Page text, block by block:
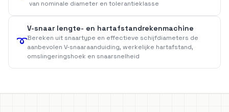
van nominale diameter en tolerantieklasse
➰
V-snaar lengte- en hartafstandrekenmachine
Bereken uit snaartype en effectieve schijfdiameters de
aanbevolen V-snaaraanduiding, werkelijke hartafstand,
omslingeringshoek en snaarsnelheid